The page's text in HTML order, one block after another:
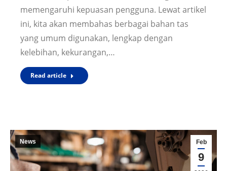
memengaruhi kepuasan pengguna. Lewat artikel
ini, kita akan membahas berbagai bahan tas
yang umum digunakan, lengkap dengan
kelebihan, kekurangan,…
Read article
Feb
9
News